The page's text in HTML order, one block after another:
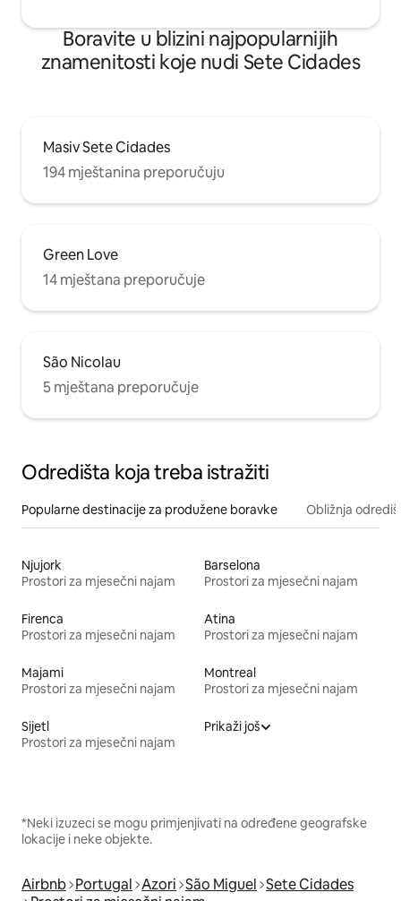
Boravite u blizini najpopularnijih
znamenitosti koje nudi Sete Cidades
Masiv Sete Cidades
194 mještanina preporučuju
Green Love
14 mještana preporučuje
São Nicolau
5 mještana preporučuje
Odredišta koja treba istražiti
Popularne destinacije za produžene boravke Obližnja
Njujork
Prostori za mjesečni najam
Barselona
Prostori za mjesečni najam
Firenca
Prostori za mjesečni najam
Atina
Prostori za mjesečni najam
Majami
Prostori za mjesečni najam
Montreal
Prostori za mjesečni najam
Sijetl
Prostori za mjesečni najam
Prikaži još
*Neki izuzeci se mogu primjenjivati na određene geografske
lokacije i neke objekte.
Airbnb Portugal Azori São Miguel Sete Cidades